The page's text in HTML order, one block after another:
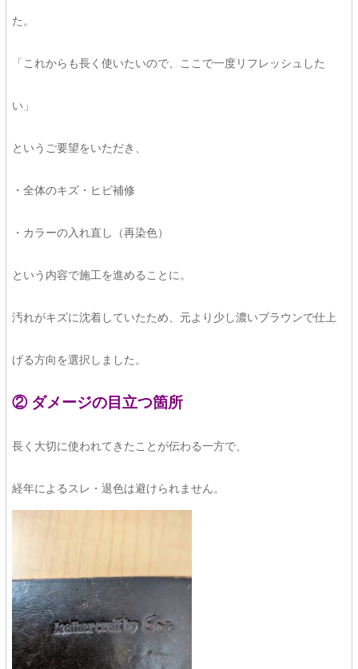
た。
「これからも長く使いたいので、ここで一度リフレッシュした
い」
というご要望をいただき、
・全体のキズ・ヒビ補修
・カラーの入れ直し（再染色）
という内容で施工を進めることに。
汚れがキズに沈着していたため、元より少し濃いブラウンで仕上
げる方向を選択しました。
② ダメージの目立つ箇所
長く大切に使われてきたことが伝わる一方で、
経年によるスレ・退色は避けられません。